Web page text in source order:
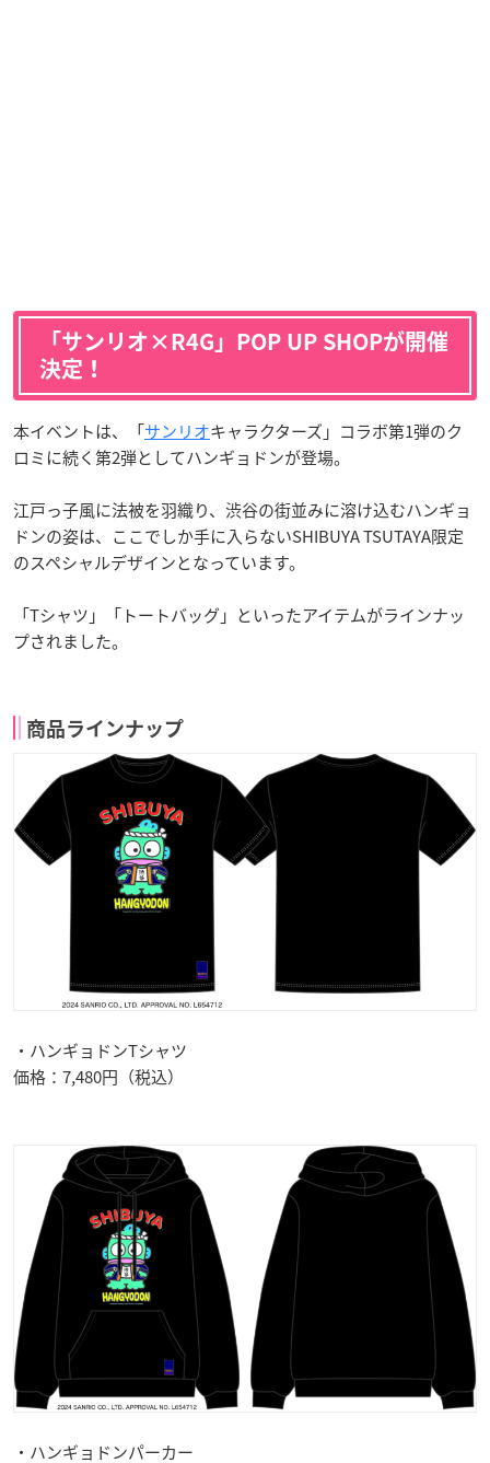
「サンリオ×R4G」POP UP SHOPが開催
決定！
本イベントは、「サンリオキャラクターズ」コラボ第1弾のク
ロミに続く第2弾としてハンギョドンが登場。
江戸っ子風に法被を羽織り、渋谷の街並みに溶け込むハンギョ
ドンの姿は、ここでしか手に入らないSHIBUYA TSUTAYA限定
のスペシャルデザインとなっています。
「Tシャツ」「トートバッグ」といったアイテムがラインナッ
プされました。
商品ラインナップ
・ハンギョドンTシャツ
価格：7,480円（税込）
・ハンギョドンパーカー